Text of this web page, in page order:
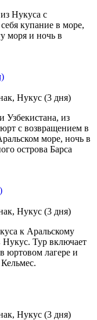
Нукуса с
купание в море,
моря и ночь в
Нукус (3 дня)
Узбекистана, из
с возвращением в
море, ночь в
острова Барса
Нукус (3 дня)
к Аральскому
Тур включает
юртовом лагере и
Нукус (3 дня)